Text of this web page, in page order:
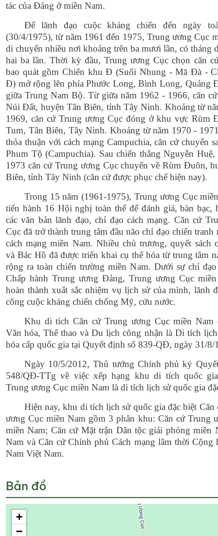
tác của Đảng ở miền Nam.
Để lãnh đạo cuộc kháng chiến đến ngày
(30/4/1975), từ năm 1961 đến 1975, Trung ương Cục
di chuyển nhiều nơi khoảng trên ba mươi lần, có tháng
hai ba lần. Thời kỳ đầu, Trung ương Cục chọn căn
bao quát gồm Chiến khu Đ (Suối Nhung - Mã Đà -
Đ) mở rộng lên phía Phước Long, Bình Long, Quảng
giữa Trung Nam Bộ. Từ giữa năm 1962 - 1966, căn
Núi Đất, huyện Tân Biên, tỉnh Tây Ninh. Khoảng từ
1969, căn cứ Trung ương Cục đóng ở khu vực Rùm
Tum, Tân Biên, Tây Ninh. Khoảng từ năm 1970 -
thỏa thuận với cách mạng Campuchia, căn cứ chuyển
Phum Tộ (Campuchia). Sau chiến thắng Nguyễn Huệ,
1973 căn cứ Trung ương Cục chuyển về Rùm Đuôn,
Biên, tỉnh Tây Ninh (căn cứ được phục chế hiện nay).
Trong 15 năm (1961-1975), Trung ương Cục
tiến hành 16 Hội nghị toàn thể để đánh giá, bàn bạc,
các văn bản lãnh đạo, chỉ đạo cách mạng. Căn cứ
Cục đã trở thành trung tâm đầu não chỉ đạo chiến tranh
cách mạng miền Nam. Nhiều chủ trương, quyết sách
và Bác Hồ đã được triển khai cụ thể hóa từ trung tâm
rộng ra toàn chiến trường miền Nam. Dưới sự chỉ
Chấp hành Trung ương Đảng, Trung ương Cục
hoàn thành xuất sắc nhiệm vụ lịch sử của mình, lãnh
công cuộc kháng chiến chống Mỹ, cứu nước.
Khu di tích Căn cứ Trung ương Cục miền Nam
Văn hóa, Thể thao và Du lịch công nhận là Di tích
hóa cấp quốc gia tại Quyết định số 839-QĐ, ngày 31/8/
Ngày 10/5/2012, Thủ tướng Chính phủ ký
548/QĐ-TTg về việc xếp hạng khu di tích quốc
Trung ương Cục miền Nam là di tích lịch sử quốc gia
Hiện nay, khu di tích lịch sử quốc gia đặc biệt Căn
ương Cục miền Nam gồm 3 phân khu: Căn cứ Trung
miền Nam; Căn cứ Mặt trận Dân tộc giải phóng miền
Nam và Căn cứ Chính phủ Cách mạng lâm thời Cộng
Nam Việt Nam.
Bản đồ
+
−